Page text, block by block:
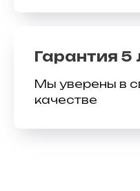
Гарантия 5
Мы уверены в
качестве